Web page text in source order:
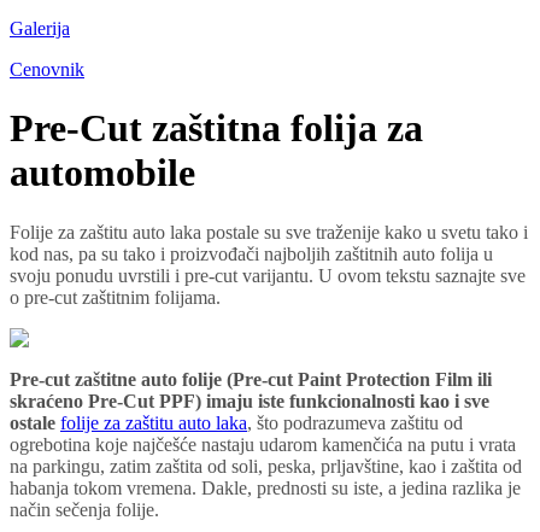
Galerija
Cenovnik
Pre-Cut zaštitna folija za
automobile
Folije za zaštitu auto laka postale su sve traženije kako u svetu tako i
kod nas, pa su tako i proizvođači najboljih zaštitnih auto folija u
svoju ponudu uvrstili i pre-cut varijantu. U ovom tekstu saznajte sve
o pre-cut zaštitnim folijama.
Pre-cut zaštitne auto folije (Pre-cut Paint Protection Film ili
skraćeno Pre-Cut PPF) imaju iste funkcionalnosti kao i sve
ostale folije za zaštitu auto laka, što podrazumeva zaštitu od
ogrebotina koje najčešće nastaju udarom kamenčića na putu i vrata
na parkingu, zatim zaštita od soli, peska, prljavštine, kao i zaštita od
habanja tokom vremena. Dakle, prednosti su iste, a jedina razlika je
način sečenja folije.